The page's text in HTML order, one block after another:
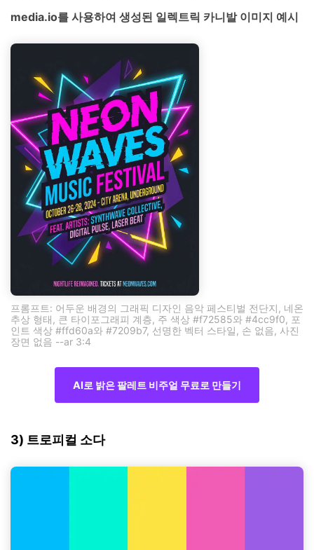
media.io를 사용하여 생성된 일렉트릭 카니발 이미지 예시
프롬프트: 어두운 배경의 그래픽 디자인 음악 페스티벌 전단지, 네온
추상 형태, 큰 타이포그래피 계층, 주 색상 #f72585와 #4cc9f0, 포
인트 색상 #ffd60a와 #7209b7, 선명한 벡터 스타일, 손 없음, 사진
장면 없음 --ar 3:4
AI로 밝은 팔레트 비주얼 무료로 만들기
3) 트로피컬 소다